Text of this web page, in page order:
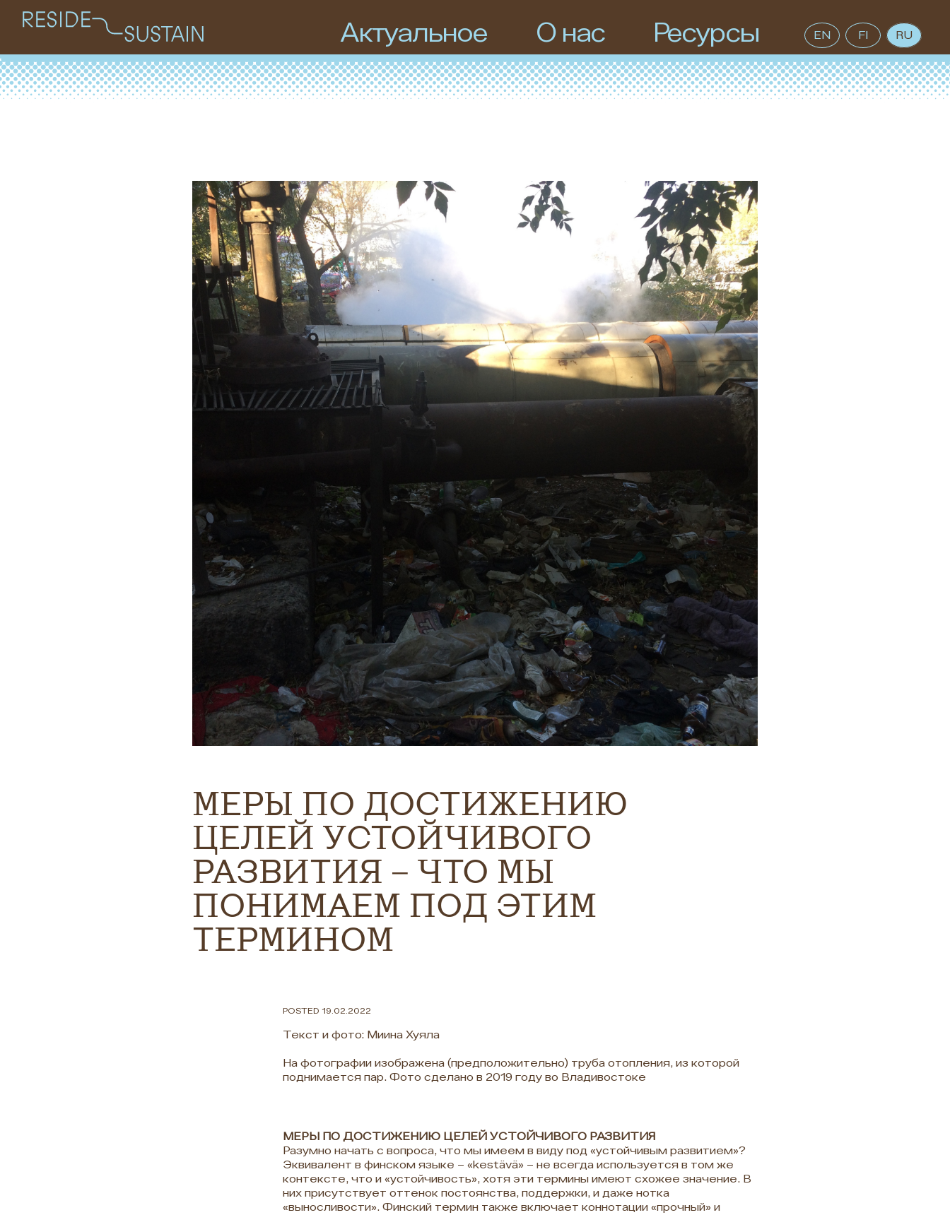
Актуальное О нас Ресурсы EN FI RU
МЕРЫ ПО ДОСТИЖЕНИЮ
ЦЕЛЕЙ УСТОЙЧИВОГО
РАЗВИТИЯ – ЧТО МЫ
ПОНИМАЕМ ПОД ЭТИМ
ТЕРМИНОМ
POSTED 19.02.2022
Текст и фото: Миина Хуяла
На фотографии изображена (предположительно) труба отопления, из которой
поднимается пар. Фото сделано в 2019 году во Владивостоке
МЕРЫ ПО ДОСТИЖЕНИЮ ЦЕЛЕЙ УСТОЙЧИВОГО РАЗВИТИЯ
Разумно начать с вопроса, что мы имеем в виду под «устойчивым развитием»?
Эквивалент в финском языке – «kestävä» – не всегда используется в том же
контексте, что и «устойчивость», хотя эти термины имеют схожее значение. В
них присутствует оттенок постоянства, поддержки, и даже нотка
«выносливости». Финский термин также включает коннотации «прочный» и